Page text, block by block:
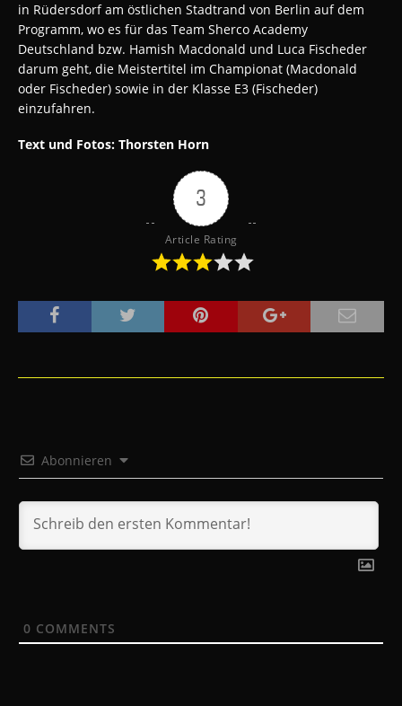
in Rüdersdorf am östlichen Stadtrand von Berlin auf dem
Programm, wo es für das Team Sherco Academy
Deutschland bzw. Hamish Macdonald und Luca Fischeder
darum geht, die Meistertitel im Championat (Macdonald
oder Fischeder) sowie in der Klasse E3 (Fischeder)
einzufahren.
Text und Fotos: Thorsten Horn
3
Article Rating
Abonnieren
0 COMMENTS